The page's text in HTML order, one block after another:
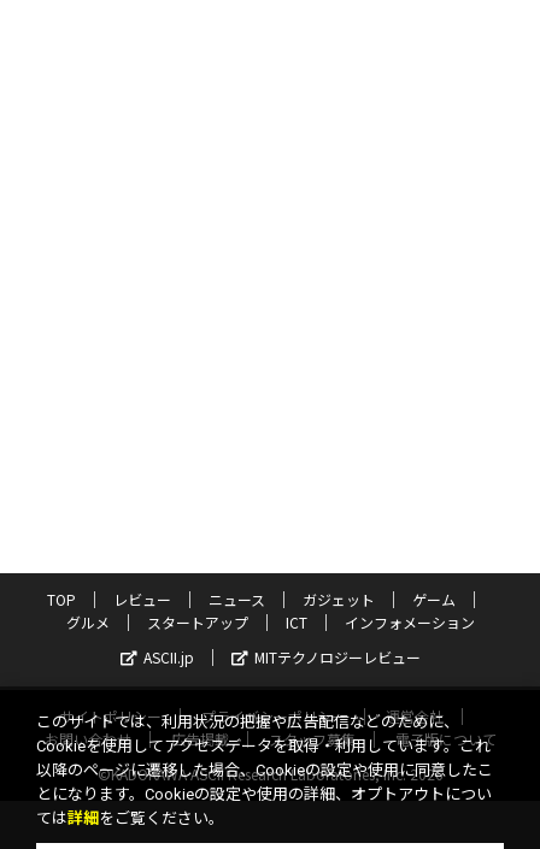
TOP レビュー ニュース ガジェット
ゲーム
グルメ
スタートアップ ICT
インフォメーション
ASCII.jp
MITテクノロジーレビュー
サイトポリシー プライバシーポリシー
運営会社
お問い合わせ
広告掲載 スタッフ募集
電子版について
©KADOKAWA ASCII Research Laboratories, Inc. 2026
このサイトでは、利用状況の把握や広告配信などのために、
Cookieを使用してアクセスデータを取得・利用しています。これ
以降のページに遷移した場合、Cookieの設定や使用に同意したこ
とになります。Cookieの設定や使用の詳細、オプトアウトについ
ては詳細 をご覧ください。